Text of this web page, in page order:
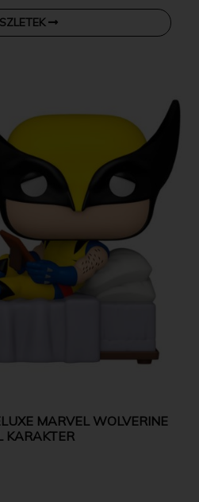
MARVEL WOLVERINE
KARAKTER